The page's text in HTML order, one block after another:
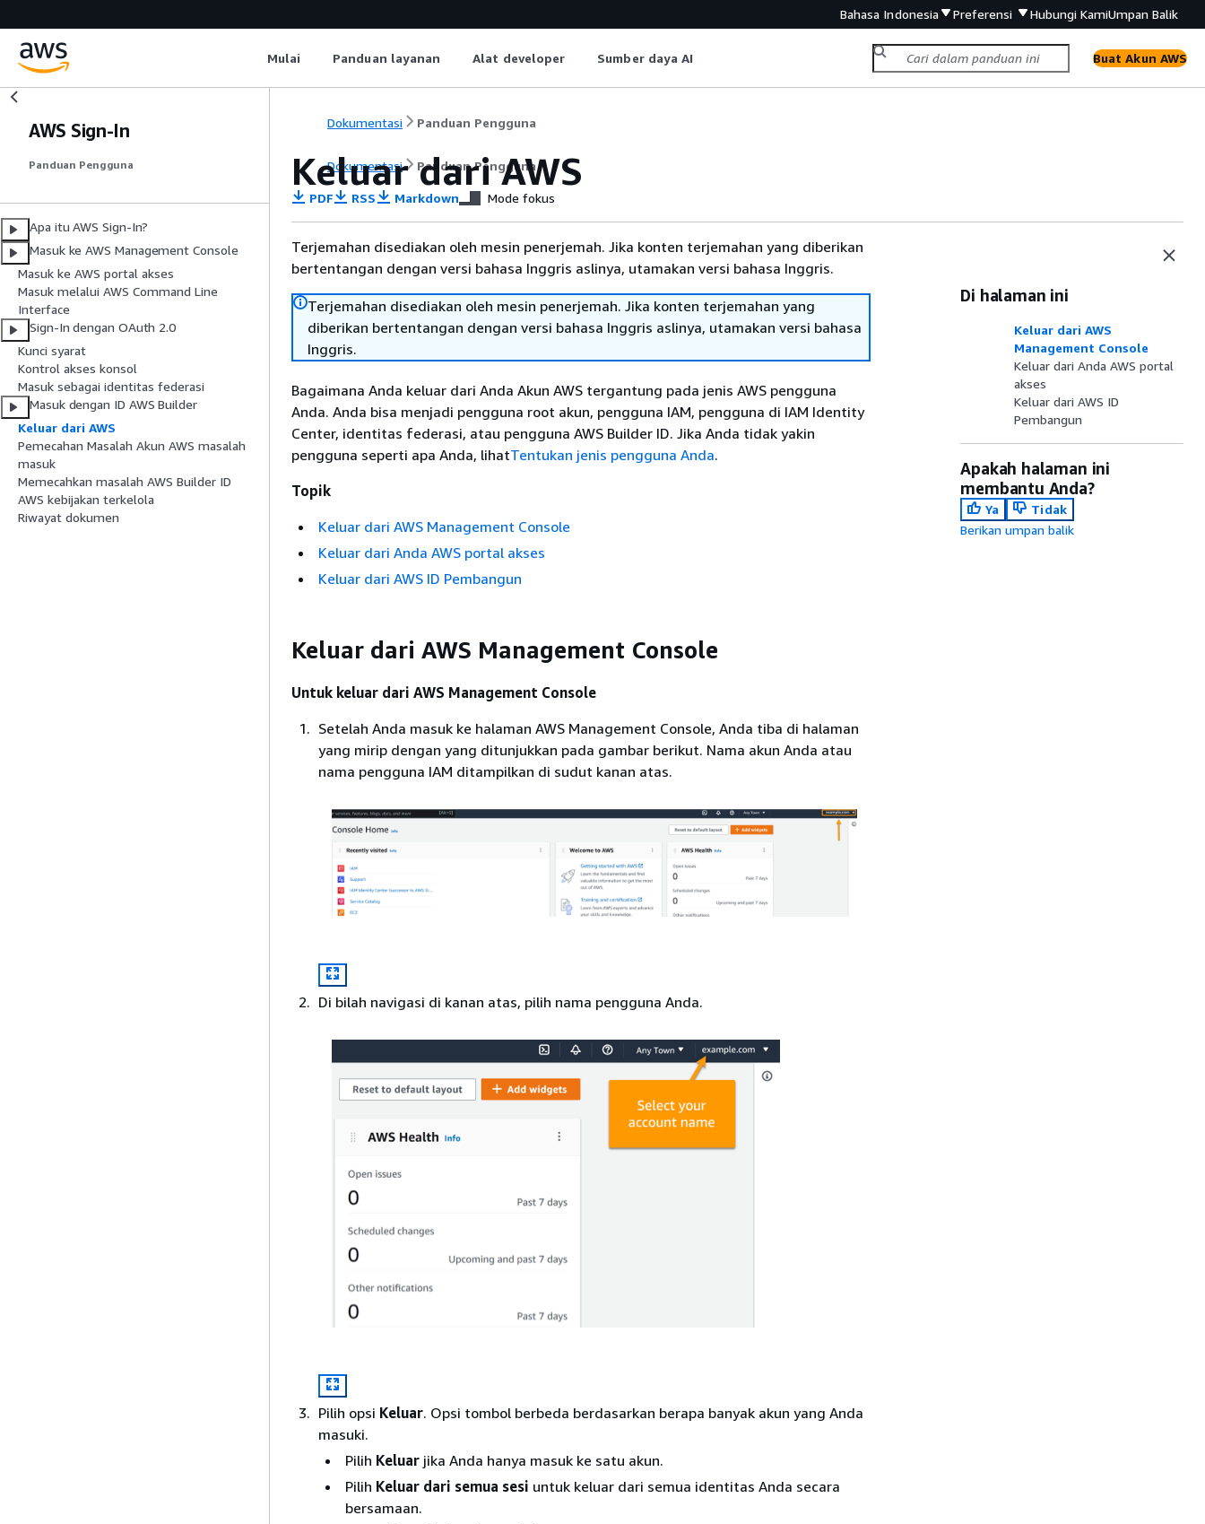
Bahasa Indonesia Preferensi Hubungi KamiUmpan Balik
Mulai Panduan layanan Alat developer Sumber daya AI Buat Akun AWS
AWS Sign-In
Panduan Pengguna
Apa itu AWS Sign-In?
Masuk ke AWS Management Console
Masuk ke AWS portal akses
Masuk melalui AWS Command Line
Interface
Sign-In dengan OAuth 2.0
Kunci syarat
Kontrol akses konsol
Masuk sebagai identitas federasi
Masuk dengan ID AWS Builder
Keluar dari AWS
Pemecahan Masalah Akun AWS masalah
masuk
Memecahkan masalah AWS Builder ID
AWS kebijakan terkelola
Riwayat dokumen
Dokumentasi Panduan Pengguna
Dokumentasi Panduan Pengguna
Keluar dari AWS
PDF RSS Markdown Mode fokus
Terjemahan disediakan oleh mesin penerjemah. Jika konten terjemahan yang diberikan
bertentangan dengan versi bahasa Inggris aslinya, utamakan versi bahasa Inggris.
Terjemahan disediakan oleh mesin penerjemah. Jika konten terjemahan yang
diberikan bertentangan dengan versi bahasa Inggris aslinya, utamakan versi bahasa
Inggris.
Bagaimana Anda keluar dari Anda Akun AWS tergantung pada jenis AWS pengguna
Anda. Anda bisa menjadi pengguna root akun, pengguna IAM, pengguna di IAM Identity
Center, identitas federasi, atau pengguna AWS Builder ID. Jika Anda tidak yakin
pengguna seperti apa Anda, lihatTentukan jenis pengguna Anda.
Topik
Keluar dari AWS Management Console
Keluar dari Anda AWS portal akses
Keluar dari AWS ID Pembangun
Keluar dari AWS Management Console
Untuk keluar dari AWS Management Console
Setelah Anda masuk ke halaman AWS Management Console, Anda tiba di halaman
yang mirip dengan yang ditunjukkan pada gambar berikut. Nama akun Anda atau
nama pengguna IAM ditampilkan di sudut kanan atas.
Di bilah navigasi di kanan atas, pilih nama pengguna Anda.
Pilih opsi Keluar. Opsi tombol berbeda berdasarkan berapa banyak akun yang Anda
masuki.
Pilih Keluar jika Anda hanya masuk ke satu akun.
Pilih Keluar dari semua sesi untuk keluar dari semua identitas Anda secara
bersamaan.
Di halaman ini
Keluar dari AWS
Management Console
Keluar dari Anda AWS portal
akses
Keluar dari AWS ID
Pembangun
Apakah halaman ini
membantu Anda?
Ya
Tidak
Berikan umpan balik